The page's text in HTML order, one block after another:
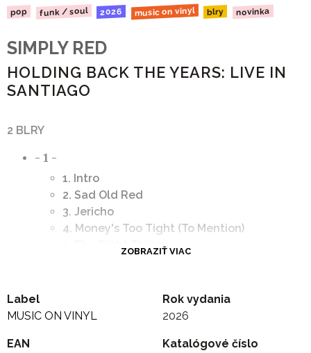
pop funk / soul 2026 music on vinyl blry novinka
SIMPLY RED
HOLDING BACK THE YEARS: LIVE IN
SANTIAGO
2 BLRY
- 1 -
1. Intro
2. Sad Old Red
3. Jericho
4. Money's Too Tight (To Mention)
5. The Right Thing
9. Enough
ZOBRAZIŤ VIAC
Label
MUSIC ON VINYL
Rok vydania
2026
EAN
Katalógové číslo